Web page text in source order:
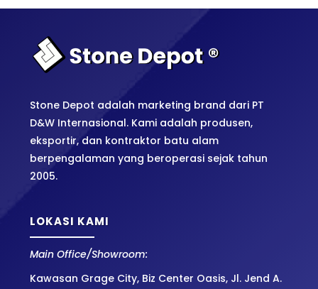
Stone Depot adalah marketing brand dari PT
D&W Internasional. Kami adalah produsen,
eksportir, dan kontraktor batu alam
berpengalaman yang beroperasi sejak tahun
2005.
LOKASI KAMI
Main Office/Showroom:
Kawasan Grage City, Biz Center Oasis, Jl. Jend A.